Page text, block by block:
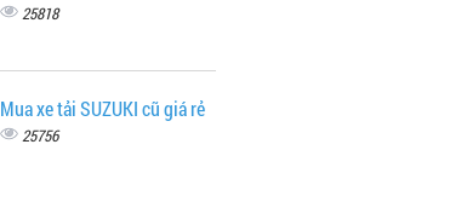
25818
Mua xe tải SUZUKI cũ giá rẻ
25756